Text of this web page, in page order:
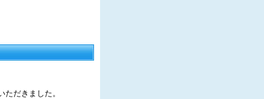
だきました。